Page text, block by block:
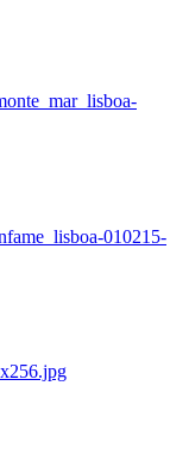
010215-